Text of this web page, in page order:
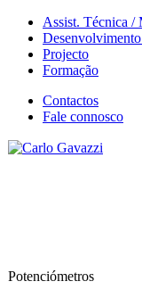
Assist. Técnica /
Projecto
Formação
Contactos
Fale connosco
Potenciómetros